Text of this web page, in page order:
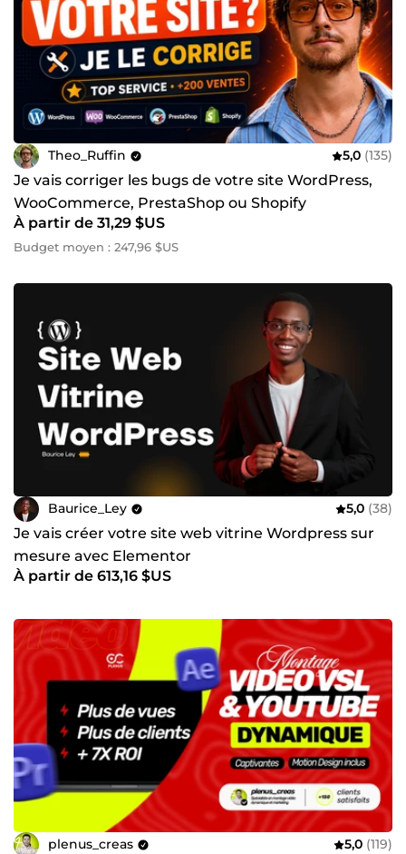
Theo_Ruffin 5,0 (135)
Je vais corriger les bugs de votre site WordPress,
WooCommerce, PrestaShop ou Shopify
À partir de 31,29 $US
Budget moyen : 247,96 $US
Baurice_Ley 5,0 (38)
Je vais créer votre site web vitrine Wordpress sur
mesure avec Elementor
À partir de 613,16 $US
plenus_creas 5,0 (119)